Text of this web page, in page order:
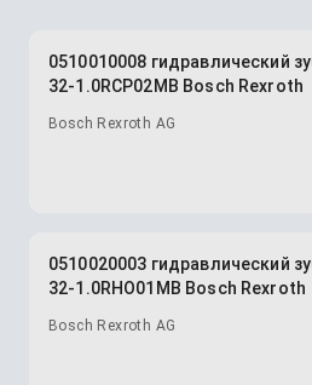
0510010008 гидравлический
32-1.0RCP02MB Bosch Rexroth
Bosch Rexroth AG
0510020003 гидравлический
32-1.0RHO01MB Bosch Rexroth
Bosch Rexroth AG